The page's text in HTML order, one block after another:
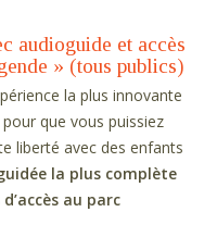
audioguide et accès
» (tous publics)
la plus innovante
que vous puissiez
liberté avec des enfants
la plus complète
au parc